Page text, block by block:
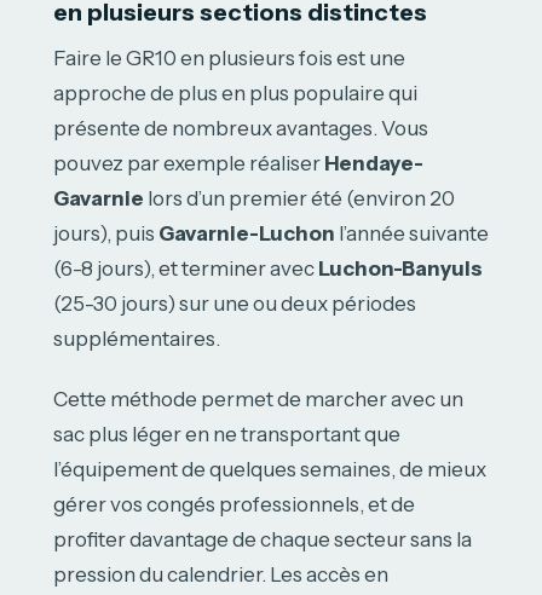
en plusieurs sections distinctes
Faire le GR10 en plusieurs fois est une
approche de plus en plus populaire qui
présente de nombreux avantages. Vous
pouvez par exemple réaliser Hendaye-
Gavarnie lors d’un premier été (environ 20
jours), puis Gavarnie-Luchon l’année suivante
(6-8 jours), et terminer avec Luchon-Banyuls
(25-30 jours) sur une ou deux périodes
supplémentaires.
Cette méthode permet de marcher avec un
sac plus léger en ne transportant que
l’équipement de quelques semaines, de mieux
gérer vos congés professionnels, et de
profiter davantage de chaque secteur sans la
pression du calendrier. Les accès en